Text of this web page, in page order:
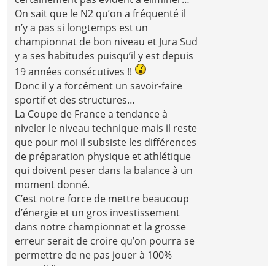
On sait que le N2 qu’on a fréquenté il
n’y a pas si longtemps est un
championnat de bon niveau et Jura Sud
y a ses habitudes puisqu’il y est depuis
19 années consécutives !!
Donc il y a forcément un savoir-faire
sportif et des structures…
La Coupe de France a tendance à
niveler le niveau technique mais il reste
que pour moi il subsiste les différences
de préparation physique et athlétique
qui doivent peser dans la balance à un
moment donné.
C’est notre force de mettre beaucoup
d’énergie et un gros investissement
dans notre championnat et la grosse
erreur serait de croire qu’on pourra se
permettre de ne pas jouer à 100%